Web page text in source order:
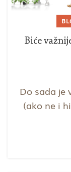
Biće
Do sada je
(ako ne i